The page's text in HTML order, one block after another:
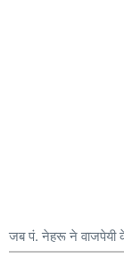
जब पं. नेहरू ने वाजपेयी